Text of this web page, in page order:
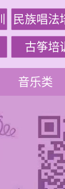
民族唱法
古筝培
音乐类